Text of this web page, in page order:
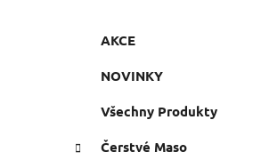
a
kategorie
r
AKCE
NOVINKY
Všechny Produkty
Čerstvé Maso